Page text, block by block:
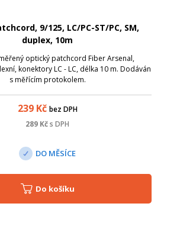
9/125, LC/PC-ST/PC, SM,
duplex, 10m
optický patchcord Fiber Arsenal,
konektory LC - LC, délka 10 m. Dodáván
s měřícím protokolem.
239Kč bez DPH
289 Kčs DPH
DO MĚSÍCE
Do košíku